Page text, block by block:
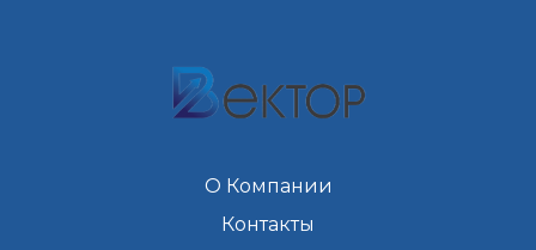
О Компании
Контакты